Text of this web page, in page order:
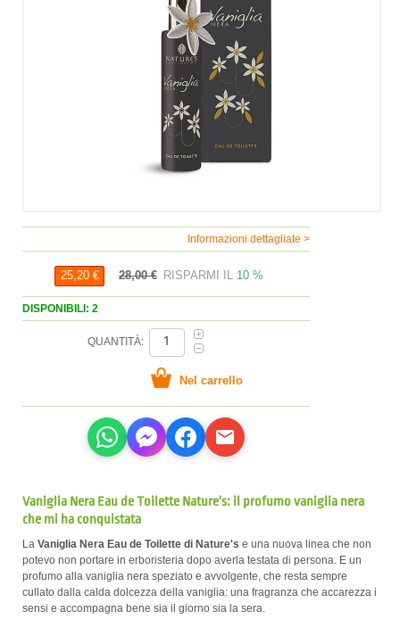
Informazioni dettagliate >
25,20 € 28,00 € RISPARMI IL 10 %
DISPONIBILI: 2
QUANTITÀ:
Vaniglia Nera Eau de Toilette Nature's: il profumo vaniglia nera
che mi ha conquistata
La Vaniglia Nera Eau de Toilette di Nature's e una nuova linea che non
potevo non portare in erboristeria dopo averla testata di persona. E un
profumo alla vaniglia nera speziato e avvolgente, che resta sempre
cullato dalla calda dolcezza della vaniglia: una fragranza che accarezza i
sensi e accompagna bene sia il giorno sia la sera.